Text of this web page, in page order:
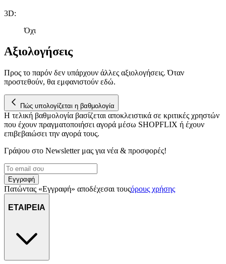
3D:
Όχι
Αξιολογήσεις
Προς το παρόν δεν υπάρχουν άλλες αξιολογήσεις. Όταν
προστεθούν, θα εμφανιστούν εδώ.
Πώς υπολογίζεται η βαθμολογία
Η τελική βαθμολογία βασίζεται αποκλειστικά σε κριτικές χρηστών
που έχουν πραγματοποιήσει αγορά μέσω SHOPFLIX ή έχουν
επιβεβαιώσει την αγορά τους.
Γράψου στο Νewsletter μας για νέα & προσφορές!
Εγγραφή
Πατώντας «Εγγραφή» αποδέχεσαι τουςόρους χρήσης
ΕΤΑΙΡΕΙΑ